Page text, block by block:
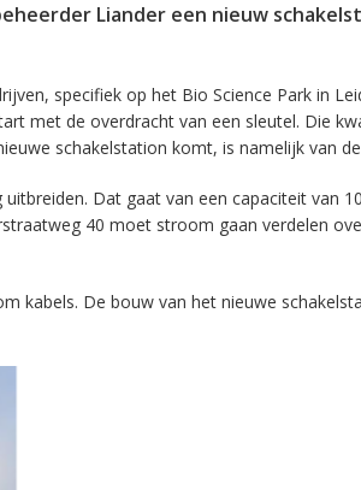
Liander een nieuw
specifiek op het Bio Science Park in
met de overdracht van een sleutel. Die
schakelstation komt, is namelijk van
Dat gaat van een capaciteit van
40 moet stroom gaan verdelen
kabels. De bouw van het nieuwe